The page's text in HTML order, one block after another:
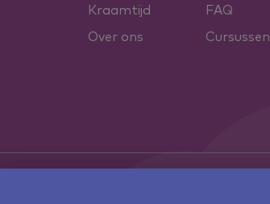
Kraamtijd
FAQ
Over ons
Cursussen